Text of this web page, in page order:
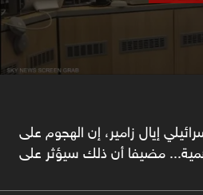
إيال زامير، إن الهجوم على
مضيفا أن ذلك سيؤثر على